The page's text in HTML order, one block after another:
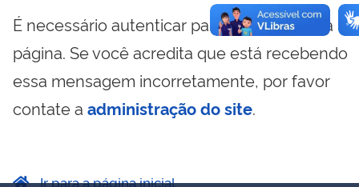
É necessário autenticar para visualizar essa
página. Se você acredita que está recebendo
essa mensagem incorretamente, por favor
contate a administração do site.
Ir para a página inicial